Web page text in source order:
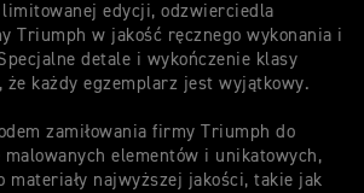
limitowanej edycji, odzwierciedla
Triumph w jakość ręcznego wykonania i
detale i wykończenie klasy
że każdy egzemplarz jest wyjątkowy.
zamiłowania firmy Triumph do
elementów i unikatowych,
materiały najwyższej jakości, takie jak